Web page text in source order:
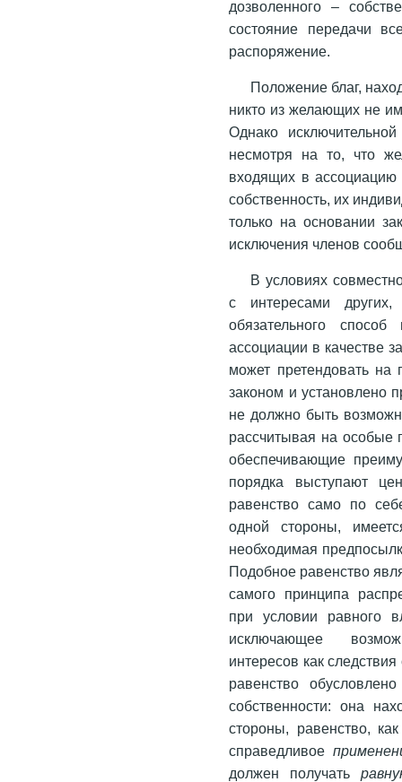
дозволенного –
состояние передачи
распоряжение.
Положение благ,
никто из желающих не
Однако
несмотря на то, что
входящих в
собственность, их
только на основании
исключения членов
В условиях
с интересами
обязательного
ассоциации в качестве
может претендовать на
законом и установлено
не должно быть
рассчитывая на
обеспечивающие
порядка выступают
равенство само по
одной стороны,
необходимая
Подобное равенство
самого принципа
при условии равного
исключающее
интересов как
равенство
собственности: она
стороны, равенство,
справедливое
должен получать